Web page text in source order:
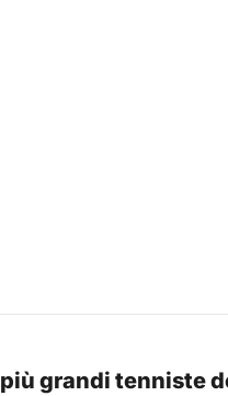
più grandi tenniste